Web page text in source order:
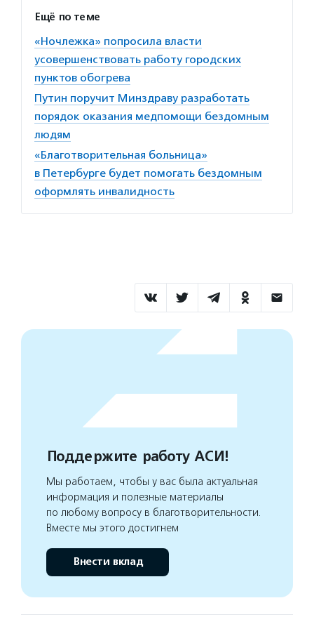
Ещё по теме
«Ночлежка» попросила власти
усовершенствовать работу городских
пунктов обогрева
Путин поручит Минздраву разработать
порядок оказания медпомощи бездомным
людям
«Благотворительная больница»
в Петербурге будет помогать бездомным
оформлять инвалидность
Поддержите работу АСИ!
Мы работаем, чтобы у вас была актуальная
информация и полезные материалы
по любому вопросу в благотворительности.
Вместе мы этого достигнем
Внести вклад